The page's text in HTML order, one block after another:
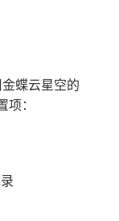
蝶云星空的
：